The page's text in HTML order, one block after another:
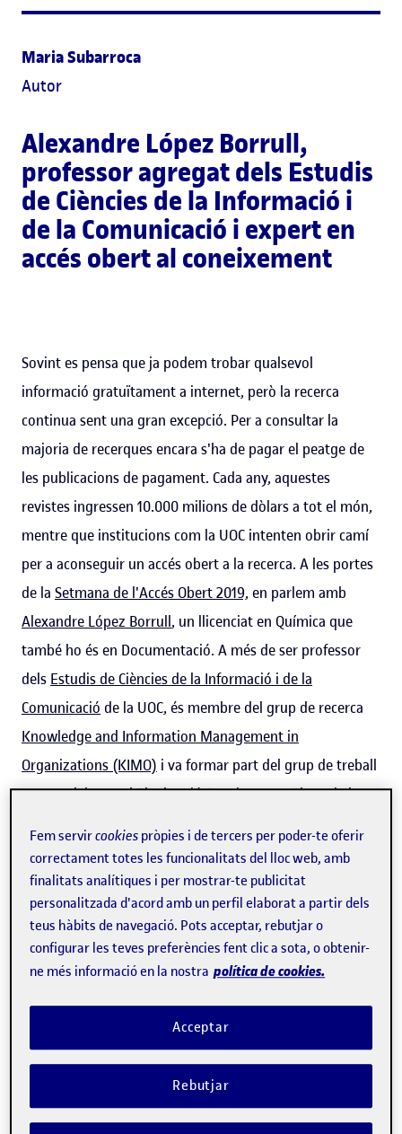
Maria Subarroca
Autor
Alexandre López Borrull,
professor agregat dels Estudis
de Ciències de la Informació i
de la Comunicació i expert en
accés obert al coneixement
Sovint es pensa que ja podem trobar qualsevol
informació gratuïtament a internet, però la recerca
continua sent una gran excepció. Per a consultar la
majoria de recerques encara s'ha de pagar el peatge de
les publicacions de pagament. Cada any, aquestes
revistes ingressen 10.000 milions de dòlars a tot el món,
mentre que institucions com la UOC intenten obrir camí
per a aconseguir un accés obert a la recerca. A les portes
de la Setmana de l'Accés Obert 2019, en parlem amb
Alexandre López Borrull, un llicenciat en Química que
també ho és en Documentació. A més de ser professor
dels Estudis de Ciències de la Informació i de la
Comunicació de la UOC, és membre del grup de recerca
Knowledge and Information Management in
Organizations (KIMO) i va formar part del grup de treball
que va elaborar elPla d'acció Coneixement Obertde la
Sovint es pensa que ja podem trobar qualsevol
informació gratuïtament a internet, però la recerca
continua sent una gran excepció. Per a consultar la
majoria de recerques encara s'ha de pagar el peatge de
les publicacions de pagament. Cada any, aquestes
Fem servircookies pròpies i de tercers per poder-te oferir
correctament totes les funcionalitats del lloc web, amb
finalitats analítiques i per mostrar-te publicitat
personalitzada d'acord amb un perfil elaborat a partir dels
teus hàbits de navegació. Pots acceptar, rebutjar o
configurar les teves preferències fent clic a sota, o obtenir-
ne més informació en la nostra política de cookies.
Rebutjar
Acceptar